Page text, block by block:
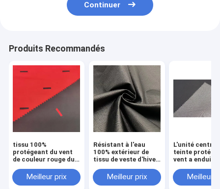
Continuer
Produits Recommandés
tissu 100%
protégeant du vent
de couleur rouge du
pour la veste de
vêtement en bas de
Meilleur prix
Résistant à l'eau
100% extérieur de
tissu de veste d'hiver
protégeant du vent
Meilleur prix
L'unité
teinte
vent a enduit
173 GM/M
imperméable
Meilleur